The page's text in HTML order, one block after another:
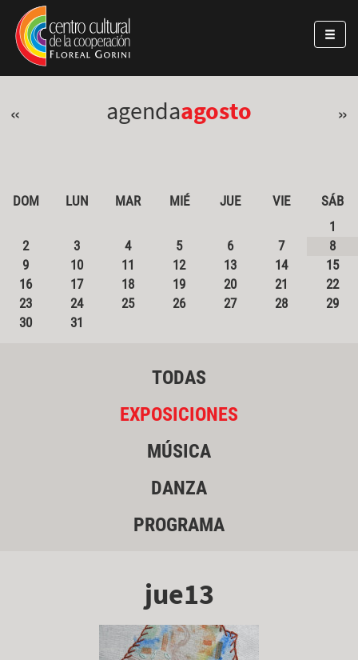
Pasar al contenido principal
Jump to main content
« agendaagosto »
DOM LUN MAR MIÉ JUE VIE
SÁB
1
2
3 4 5 6 7
8
9
10 11 12 13 14
15
16
17 18 19 20 21
22
23
24 25 26 27 28
29
30
31
TODAS
EXPOSICIONES
MÚSICA
DANZA
PROGRAMA
jue13